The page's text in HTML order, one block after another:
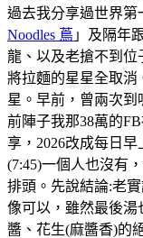
過去我分享過世界第
Noodles 蔦 」及隔年
龍、以及老搶不到位
將拉麵的星星全取消
星。早前，曾兩次到
前陣子我那38萬的FB
享，2026改成每日
(7:45)一個人也沒有
排頭。先說結論:老
像可以，雖然最後湯
醬、花生(麻醬香)的